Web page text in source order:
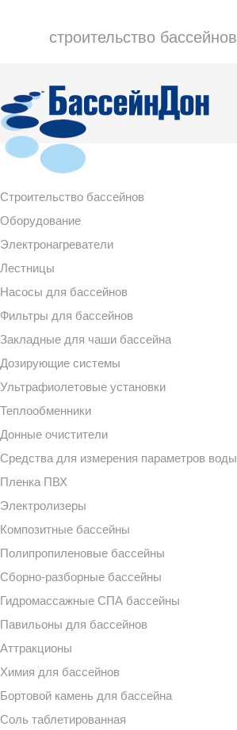
строительство бассейнов
Строительство бассейнов
Оборудование
Электронагреватели
Лестницы
Насосы для бассейнов
Фильтры для бассейнов
Закладные для чаши бассейна
Дозирующие системы
Ультрафиолетовые установки
Теплообменники
Донные очистители
Средства для измерения параметров воды
Пленка ПВХ
Электролизеры
Композитные бассейны
Полипропиленовые бассейны
Сборно-разборные бассейны
Гидромассажные СПА бассейны
Павильоны для бассейнов
Аттракционы
Химия для бассейнов
Бортовой камень для бассейна
Соль таблетированная